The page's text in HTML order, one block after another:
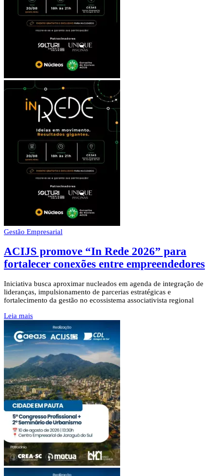
Gestão Empresarial
ACIJS promove “In Rede 2026” para
fortalecer conexões entre empreendedores
Iniciativa busca aproximar nucleados em agenda de integração de
lideranças, impulsionamento de parcerias estratégicas e
fortalecimento da gestão no ecossistema associativista regional
Leia mais